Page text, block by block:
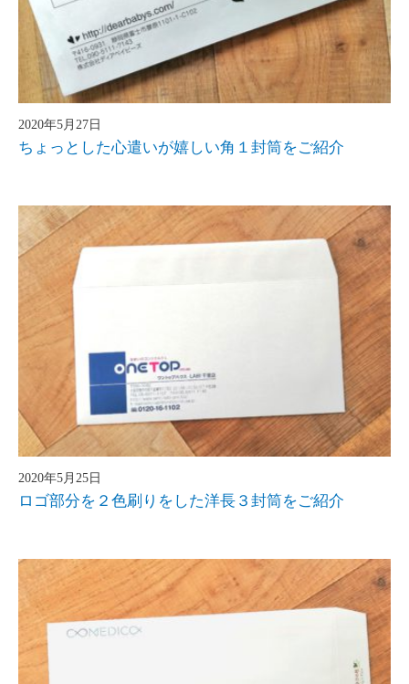
2020年5月27日
ちょっとした心遣いが嬉しい角１封筒をご紹介
2020年5月25日
ロゴ部分を２色刷りをした洋長３封筒をご紹介